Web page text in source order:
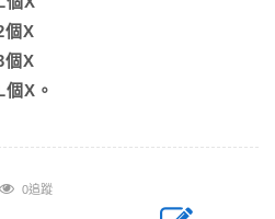
個X
個X
X。
0追蹤